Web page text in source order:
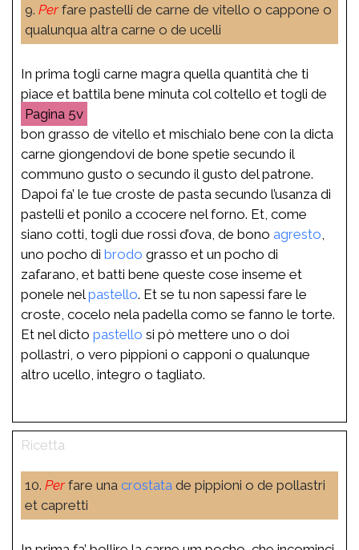
9. Perfare pastelli de carne de vitello o cappone o
qualunqua altra carne o de ucelli
In prima togli carne magra quella quantità che ti
piace et battila bene minuta col coltello et togli de
5v
bon grasso de vitello et mischialo bene con la dicta
carne giongendovi de bone spetie secundo il
communo gusto o secundo il gusto del patrone.
Dapoi fa’ le tue croste de pasta secundo l’usanza di
pastelli et ponilo a ccocere nel forno. Et, come
siano cotti, togli due rossi d’ova, de bono agresto
uno pocho di brodo grasso et un pocho di
zafarano, et batti bene queste cose inseme et
ponele nelpastello. Et se tu non sapessi fare le
croste, cocelo nela padella como se fanno le torte.
Et nel dicto pastello si pò mettere uno o doi
pollastri, o vero pippioni o capponi o qualunque
altro ucello, integro o tagliato.
10. Perfare una crostata de pippioni o de pollastri
et capretti